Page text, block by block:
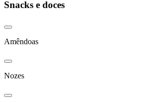
Snacks e doces
Amêndoas
Nozes